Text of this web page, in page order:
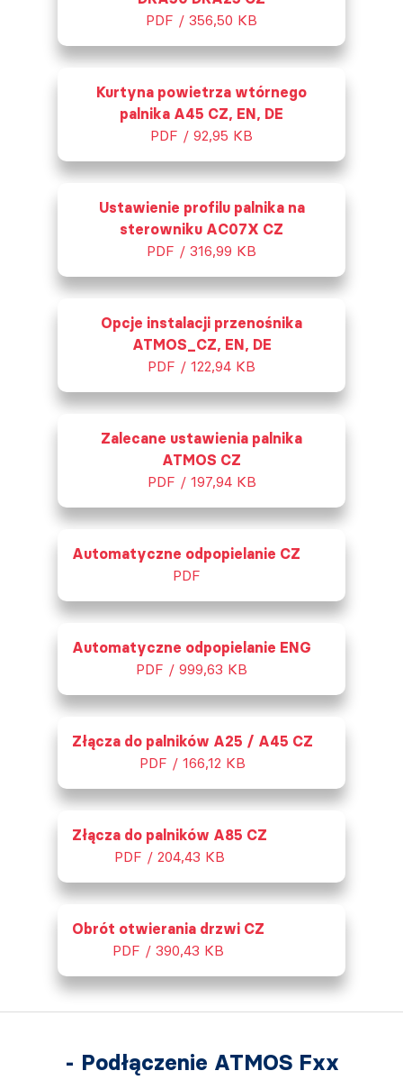
PDF / 356,50 KB
Kurtyna powietrza wtórnego
palnika A45 CZ, EN, DE
PDF / 92,95 KB
Ustawienie profilu palnika na
sterowniku AC07X CZ
PDF / 316,99 KB
Opcje instalacji przenośnika
ATMOS_CZ, EN, DE
PDF / 122,94 KB
Zalecane ustawienia palnika
ATMOS CZ
PDF / 197,94 KB
Automatyczne odpopielanie CZ
PDF
Automatyczne odpopielanie ENG
PDF / 999,63 KB
Złącza do palników A25 / A45 CZ
PDF / 166,12 KB
Złącza do palników A85 CZ
PDF / 204,43 KB
Obrót otwierania drzwi CZ
PDF / 390,43 KB
- Podłączenie ATMOS Fxx